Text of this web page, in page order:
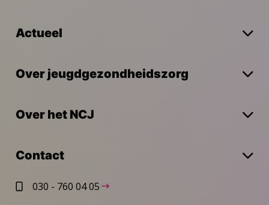
Actueel
Over jeugdgezondheidszorg
Over het NCJ
Contact
030 - 760 04 05